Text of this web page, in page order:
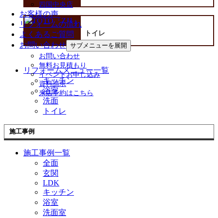
四国中央店
お客様の声
リフォームの流れ
よくあるご質問
お問い合わせ サブメニューを展開
お問い合わせ
無料お見積もり
イベントお申し込み
資料請求
来店予約はこちら
トイレ
リフォームメニュー一覧
キッチン
浴室
洗面
トイレ
施工事例
施工事例一覧
全面
玄関
LDK
キッチン
浴室
洗面室